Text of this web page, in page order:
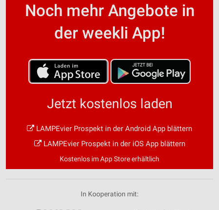
Noch mehr Angebote in
der weekli App!
Jetzt kostenlos laden
LAMPEvier Prospekt in der Android App blättern
LAMPEvier Prospekt in der iOS App blättern
Kostenlos im App Store erhältlich
In Kooperation mit: